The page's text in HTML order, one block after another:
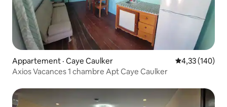
Appartement · Caye Caulker Note
4,33 (140)
Axios Vacances 1 chambre Apt Caye Caulker